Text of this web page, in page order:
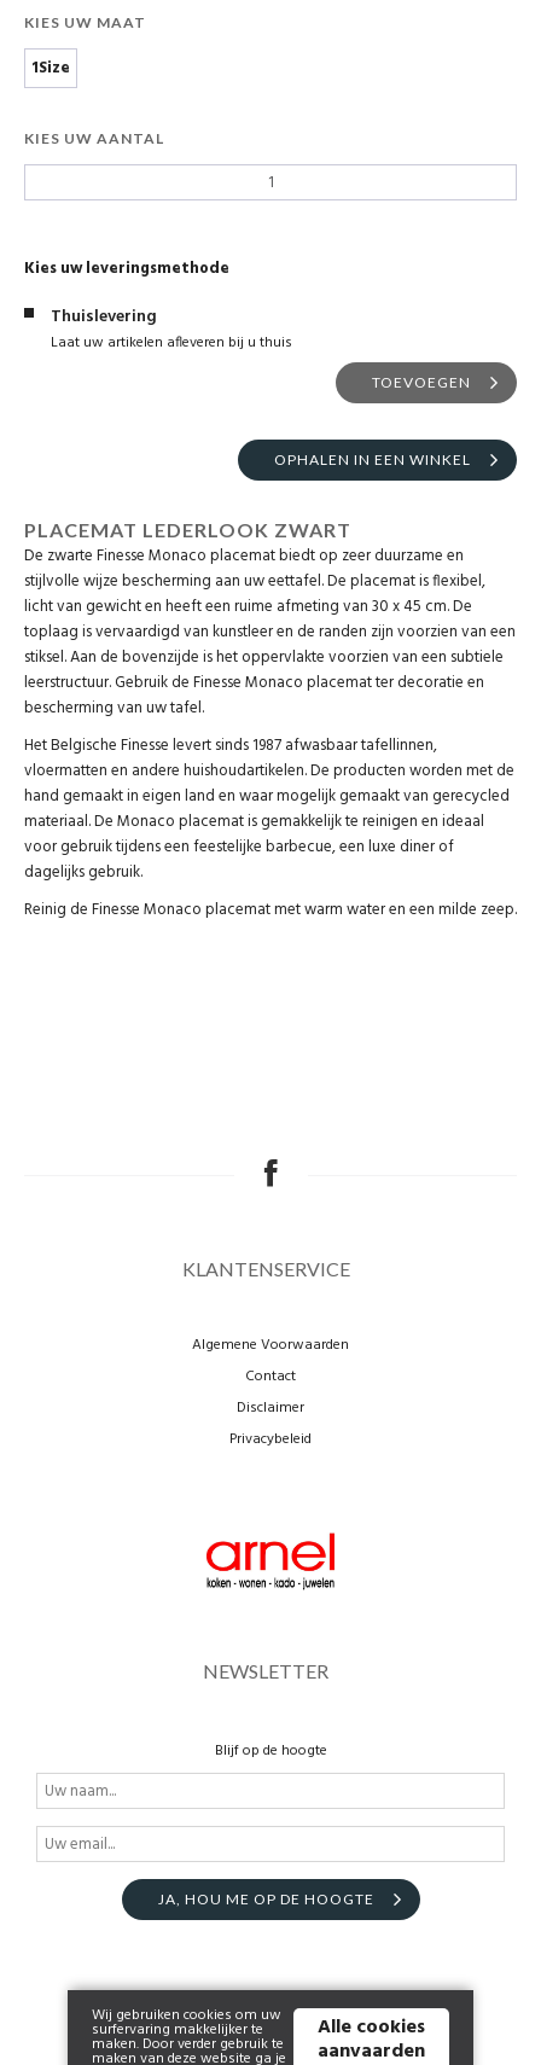
KIES UW MAAT
1Size
KIES UW AANTAL
Kies uw leveringsmethode
Thuislevering
Laat uw artikelen afleveren bij u thuis
TOEVOEGEN
OPHALEN IN EEN WINKEL
PLACEMAT LEDERLOOK ZWART
De zwarte Finesse Monaco placemat biedt op zeer duurzame en
stijlvolle wijze bescherming aan uw eettafel. De placemat is flexibel,
licht van gewicht en heeft een ruime afmeting van 30 x 45 cm. De
toplaag is vervaardigd van kunstleer en de randen zijn voorzien van een
stiksel. Aan de bovenzijde is het oppervlakte voorzien van een subtiele
leerstructuur. Gebruik de Finesse Monaco placemat ter decoratie en
bescherming van uw tafel.
Het Belgische Finesse levert sinds 1987 afwasbaar tafellinnen,
vloermatten en andere huishoudartikelen. De producten worden met de
hand gemaakt in eigen land en waar mogelijk gemaakt van gerecycled
materiaal. De Monaco placemat is gemakkelijk te reinigen en ideaal
voor gebruik tijdens een feestelijke barbecue, een luxe diner of
dagelijks gebruik.
Reinig de Finesse Monaco placemat met warm water en een milde zeep.
KLANTENSERVICE
Algemene Voorwaarden
Contact
Disclaimer
Privacybeleid
NEWSLETTER
Blijf op de hoogte
JA, HOU ME OP DE HOOGTE
Wij gebruiken cookies om uw
surfervaring makkelijker te
maken. Door verder gebruik te
maken van deze website ga je
Alle cookies
aanvaarden